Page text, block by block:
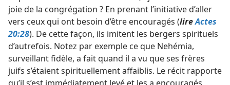
joie de la congrégation ? En prenant l’initiative d’aller
vers ceux qui ont besoin d’être encouragés (lireActes
20:28). De cette façon, ils imitent les bergers spirituels
d’autrefois. Notez par exemple ce que Nehémia,
surveillant fidèle, a fait quand il a vu que ses frères
juifs s’étaient spirituellement affaiblis. Le récit rapporte